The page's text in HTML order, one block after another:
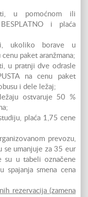
u pomoćnom ili
i plaća
ukoliko borave u
paket aranžmana;
u pratnji dve odrasle
na cenu paket
i dele ležaj;
ostvaruje 50 %
plaća 1,75 cene
prevozu,
se umanjuje za 35 eur
su u tabeli označene
spajanja smena cena
rezervacija (zamena